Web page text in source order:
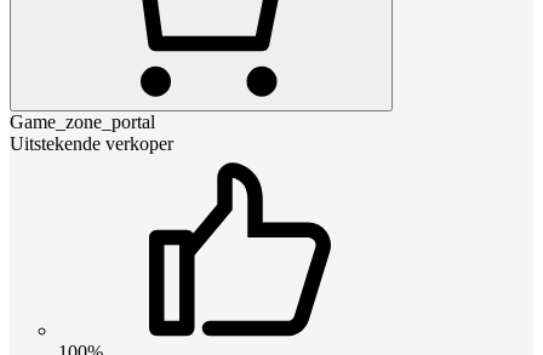
Game_zone_portal
Uitstekende verkoper